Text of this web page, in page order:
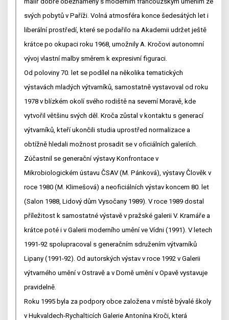
svých pobytů v Paříži. Volná atmosféra konce šedesátých let i
liberální prostředí, které se podařilo na Akademii udržet ještě
krátce po okupaci roku 1968, umožnily A. Kročovi autonomní
vývoj vlastní malby směrem k expresivní figuraci.
Od poloviny 70. let se podílel na několika tematických
výstavách mladých výtvarníků, samostatně vystavoval od roku
1978 v blízkém okolí svého rodiště na severní Moravě, kde
vytvořil většinu svých děl. Kroča zůstal v kontaktu s generací
výtvarníků, kteří ukončili studia uprostřed normalizace a
obtížně hledali možnost prosadit se v oficiálních galeriích.
Zúčastnil se generační výstavy Konfrontace v
Mikrobiologickém ústavu ČSAV (M. Pánková), výstavy Člověk v
roce 1980 (M. Klimešová) a neoficiálních výstav koncem 80. let
(Salon 1988, Lidový dům Vysočany 1989). V roce 1989 dostal
příležitost k samostatné výstavě v pražské galerii V. Kramáře a
krátce poté i v Galerii moderního umění ve Vídni (1991). V letech
1991-92 spolupracoval s generačním sdružením výtvarníků
Lipany (1991-92). Od autorských výstav v roce 1992 v Galerii
výtvarného umění v Ostravě a v Domě umění v Opavě vystavuje
pravidelně.
Roku 1995 byla za podpory obce založena v místě bývalé školy
v Hukvaldech-Rychalticích Galerie Antonína Kroči, která